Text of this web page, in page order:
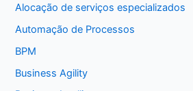
Alocação de serviços especializados
Automação de Processos
BPM
Business Agility